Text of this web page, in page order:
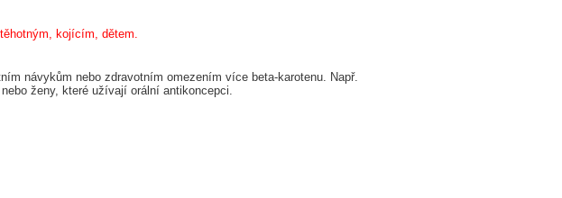
kojícím, dětem.
návykům nebo zdravotním omezením více beta-karotenu. Např.
ženy, které užívají orální antikoncepci.